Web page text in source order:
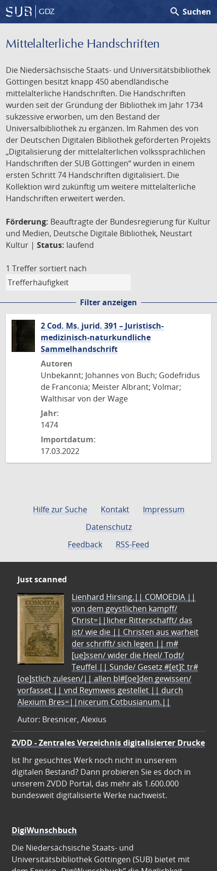
GDZ search Suchen
Mittelalterliche Handschriften
Die Niedersächsische Staats- und Universitätsbibliothek
Göttingen besitzt knapp 450 abendländische
mittelalterliche Handschriften. Die Handschriften
wurden seit der Gründung der Bibliothek im Jahr 1734
sukzessive erworben, um den Bestand der
Universalbibliothek zu ergänzen. Im Rahmen des von
der Deutschen Digitalen Bibliothek geförderten Projekts
„Digitalisierung der mittelalterlichen volkssprachlichen
Handschriften der SUB Göttingen“ wurden in einem
ersten Schritt 74 Handschriften digitalisiert. Die
Kollektion wird zukünftig um weitere mittelalterliche
Handschriften erweitert werden.
Förderung: Beauftragte der Bundesregierung für Kultur
und Medien, Deutsche Digitale Bibliothek, Neustart
Kultur | Status: laufend
1 Treffer sortiert nach
Filter anzeigen
2 Cod. Ms. jurid. 391 – Juristisch-
medizinisch-naturkundliche
Sammelhandschrift
Autoren
Unbekannt; Johannes von Buch; Godefridus
de Franconia; Meister Albrant; Volmar;
Walthisar von der Wage
Jahr:
1474
Importdatum:
17.03.2022
Hilfe zur Suche Kontakt
Impressum
Datenschutz
Feedback
RSS-Feed
Just scanned
Lienhard Hirsing.|| COMOEDIA ||
von dem geystlichen kampff/
Christ=||licher Ritterschafft/ das
ist/ wie die || Christen aus warheit
der schrifft/ sich legen || m#
[ue]ssen/ wider die Heel/ Todt/
Teuffel || Sünde/ Gesetz #[et]c̃ tr#
[oe]stlich zulesen/|| allen bl#[oe]den gewissen/
vorfasset || vnd Reymweis gestellet || durch
Alexium Bres=||nicerum Cotbusianum.||
Autor: Bresnicer, Alexius
ZVDD - Zentrales Verzeichnis digitalisierter Drucke
Ist Ihr gesuchtes Werk noch nicht in unserem
digitalen Bestand? Dann probieren Sie es doch in
unserem ZVDD Portal, das mehr als 1.600.000
bundesweit digitalisierte Werke nachweist.
DigiWunschbuch
Die Niedersächsische Staats- und
Universitätsbibliothek Göttingen (SUB) bietet mit